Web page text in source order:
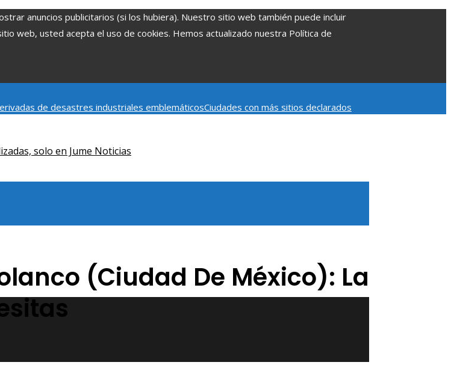
anuncios publicitarios (si los hubiera). Nuestro sitio web también puede incluir
web, usted acepta el uso de cookies. Hemos actualizado nuestra Política de
de desastres industriales emblemáticosCiudades con más sitios declarados
solo en Jume Noticias
(Ciudad De México): La